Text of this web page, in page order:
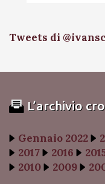
Tweets di
L’archivio
Gennaio 2022
2017
2016
2010
2009